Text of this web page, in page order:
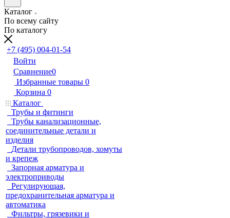
Каталог
По всему сайту
По каталогу
+7 (495) 004-01-54
Войти
Сравнение0
Избранные товары 0
Корзина 0
Каталог
Трубы и фитинги
Трубы канализационные,
соединительные детали и
изделия
Детали трубопроводов, хомуты
и крепеж
Запорная арматура и
электроприводы
Регулирующая,
предохранительная арматура и
автоматика
Фильтры, грязевики и